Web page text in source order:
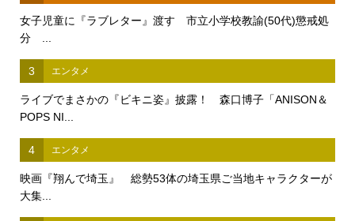
女子児童に『ラブレター』渡す 市立小学校教諭(50代)懲戒処
分 ...
3 エンタメ
ライブでまさかの『ビキニ姿』披露！ 森口博子「ANISON＆
POPS NI...
4 エンタメ
映画『翔んで埼玉』 総勢53体の埼玉県ご当地キャラクターが
大集...